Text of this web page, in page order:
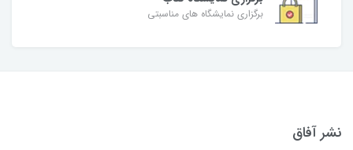
برگزاری نمایشگاه های مناسبتی
نشر آفاق